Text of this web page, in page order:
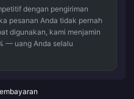
dengan pengiriman
pesanan Anda tidak pernah
digunakan, kami menjamin
— uang Anda selalu